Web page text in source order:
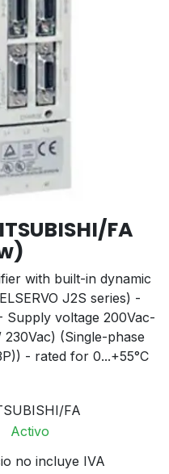
FA
with built-in dynamic
J2S series) -
voltage 200Vac-
(Single-phase
- rated for 0...+55°C
FA
Activo
no incluye IVA